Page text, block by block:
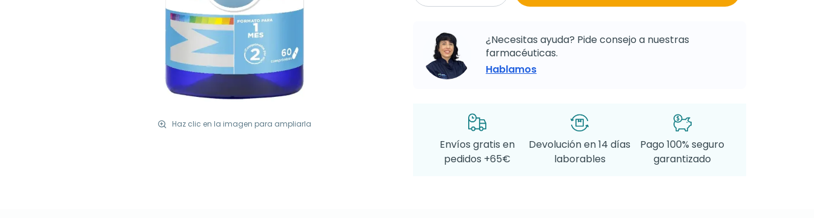
Haz clic en la imagen para ampliarla
¿Necesitas ayuda? Pide consejo a nuestras
farmacéuticas.
Hablamos
Envíos gratis en
pedidos +65€
Devolución en 14 días
laborables
Pago 100% seguro
garantizado